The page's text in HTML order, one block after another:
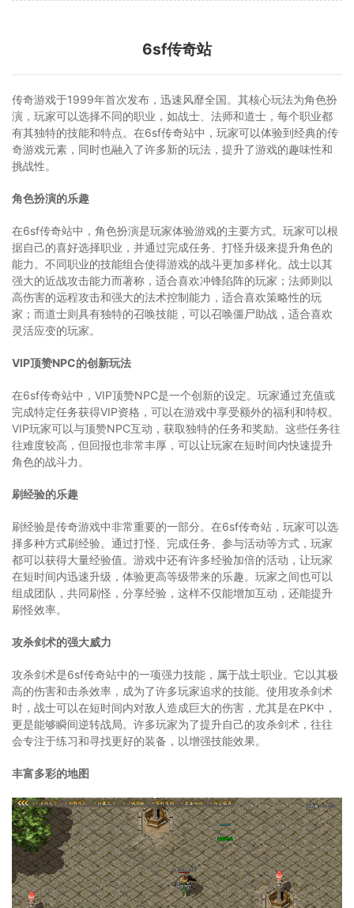
6sf传奇站
传奇游戏于1999年首次发布，迅速风靡全国。其核心玩法为角色扮
演，玩家可以选择不同的职业，如战士、法师和道士，每个职业都
有其独特的技能和特点。在6sf传奇站中，玩家可以体验到经典的传
奇游戏元素，同时也融入了许多新的玩法，提升了游戏的趣味性和
挑战性。
角色扮演的乐趣
在6sf传奇站中，角色扮演是玩家体验游戏的主要方式。玩家可以根
据自己的喜好选择职业，并通过完成任务、打怪升级来提升角色的
能力。不同职业的技能组合使得游戏的战斗更加多样化。战士以其
强大的近战攻击能力而著称，适合喜欢冲锋陷阵的玩家；法师则以
高伤害的远程攻击和强大的法术控制能力，适合喜欢策略性的玩
家；而道士则具有独特的召唤技能，可以召唤僵尸助战，适合喜欢
灵活应变的玩家。
VIP顶赞NPC的创新玩法
在6sf传奇站中，VIP顶赞NPC是一个创新的设定。玩家通过充值或
完成特定任务获得VIP资格，可以在游戏中享受额外的福利和特权。
VIP玩家可以与顶赞NPC互动，获取独特的任务和奖励。这些任务往
往难度较高，但回报也非常丰厚，可以让玩家在短时间内快速提升
角色的战斗力。
刷经验的乐趣
刷经验是传奇游戏中非常重要的一部分。在6sf传奇站，玩家可以选
择多种方式刷经验。通过打怪、完成任务、参与活动等方式，玩家
都可以获得大量经验值。游戏中还有许多经验加倍的活动，让玩家
在短时间内迅速升级，体验更高等级带来的乐趣。玩家之间也可以
组成团队，共同刷怪，分享经验，这样不仅能增加互动，还能提升
刷怪效率。
攻杀剑术的强大威力
攻杀剑术是6sf传奇站中的一项强力技能，属于战士职业。它以其极
高的伤害和击杀效率，成为了许多玩家追求的技能。使用攻杀剑术
时，战士可以在短时间内对敌人造成巨大的伤害，尤其是在PK中，
更是能够瞬间逆转战局。许多玩家为了提升自己的攻杀剑术，往往
会专注于练习和寻找更好的装备，以增强技能效果。
丰富多彩的地图